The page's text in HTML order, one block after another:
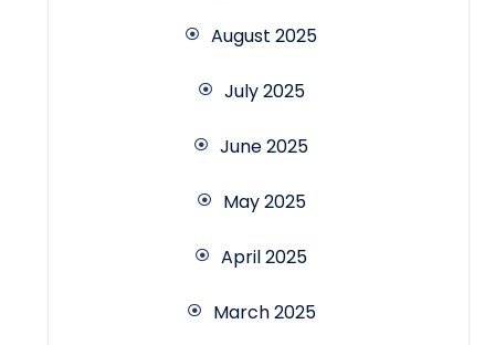
August 2025
July 2025
June 2025
May 2025
April 2025
March 2025